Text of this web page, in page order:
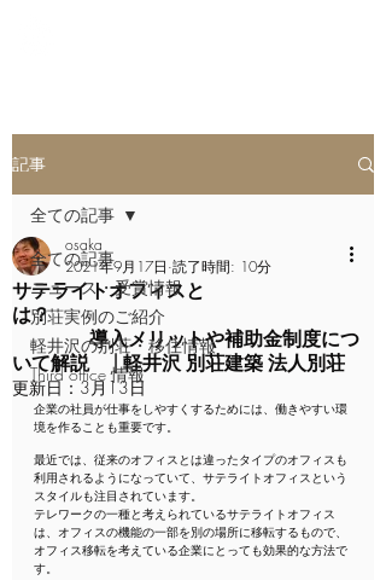
記事
全ての記事
ニュース・受賞情報
別荘実例のご紹介
軽井沢の別荘・移住情報
Third office 情報
全ての記事
サテライトオフィスと
は？
導入メリットや補助金制度につ
いて解説 | 軽井沢 別荘建築 法人別荘
osaka
2021年9月17日 読了時間: 10分
更新日：3月13日
企業の社員が仕事をしやすくするためには、働きやすい環
境を作ることも重要です。
最近では、従来のオフィスとは違ったタイプのオフィスも
利用されるようになっていて、サテライトオフィスという
スタイルも注目されています。
テレワークの一種と考えられているサテライトオフィス
は、オフィスの機能の一部を別の場所に移転するもので、
オフィス移転を考えている企業にとっても効果的な方法で
す。